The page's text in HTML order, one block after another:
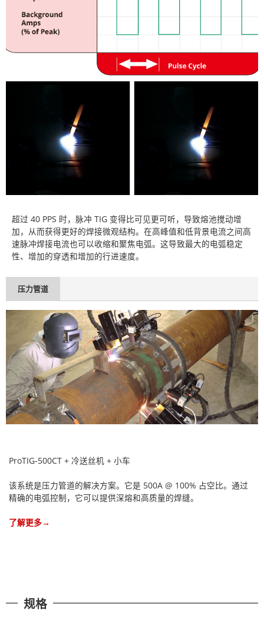
超过 40 PPS 时，脉冲 TIG 变得比可见更可听，导致熔池搅动增
加，从而获得更好的焊接微观结构。在高峰值和低背景电流之间高
速脉冲焊接电流也可以收缩和聚焦电弧。这导致最大的电弧稳定
性、增加的穿透和增加的行进速度。
压力管道
ProTIG-500CT + 冷送丝机 + 小车
该系统是压力管道的解决方案。它是 500A @ 100% 占空比。通过
精确的电弧控制，它可以提供深熔和高质量的焊缝。
了解更多→
规格